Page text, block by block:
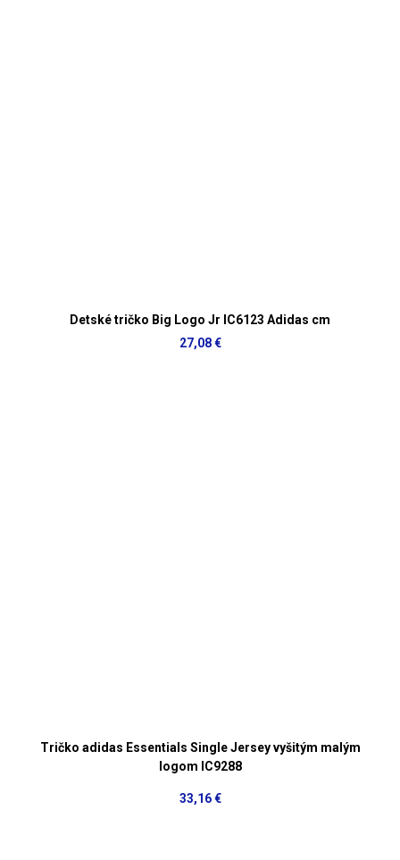
Detské tričko Big Logo Jr IC6123 Adidas cm
27,08 €
Tričko adidas Essentials Single Jersey vyšitým malým
logom IC9288
33,16 €